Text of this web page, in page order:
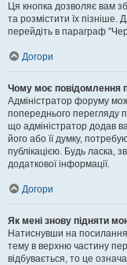
Ця кнопка дозволяє вам
та розмістити їх
перейдіть в параграф
Догори
Чому моє повідомлення
Адміністратор форуму
попереднього перегляду
що адміністратор додав
його або її думку,
публікацією. Будь ласка,
додаткової інформації.
Догори
Як мені знову підняти
Натиснувши на посилання
тему в верхню частину
відбувається, то це